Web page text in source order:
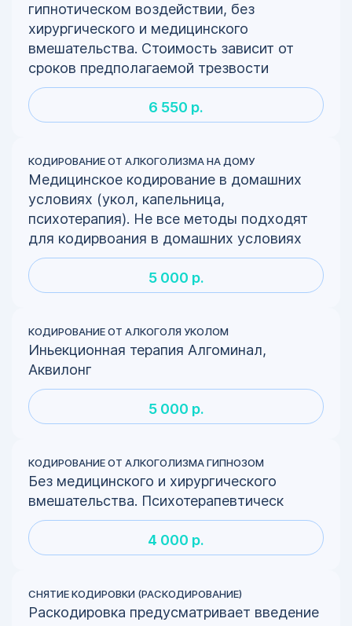
гипнотическом воздействии, без
хирургического и медицинского
вмешательства. Стоимость зависит от
сроков предполагаемой трезвости
6 550 р.
КОДИРОВАНИЕ ОТ АЛКОГОЛИЗМА НА ДОМУ
Медицинское кодирование в домашних
условиях (укол, капельница,
психотерапия). Не все методы подходят
для кодирвоания в домашних условиях
5 000 р.
КОДИРОВАНИЕ ОТ АЛКОГОЛЯ УКОЛОМ
Иньекционная терапия Алгоминал,
Аквилонг
5 000 р.
КОДИРОВАНИЕ ОТ АЛКОГОЛИЗМА ГИПНОЗОМ
Без медицинского и хирургического
вмешательства. Психотерапевтическ
4 000 р.
СНЯТИЕ КОДИРОВКИ (РАСКОДИРОВАНИЕ)
Раскодировка предусматривает введение